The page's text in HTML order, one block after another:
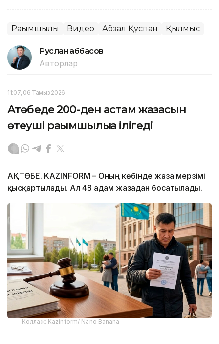
Рақымшылық Видео Абзал Құспан Қылмыс
Руслан Ғаббасов
Авторлар
11:07, 06 Тамыз 2026
Ақтөбеде 200-ден астам жазасын
өтеуші рақымшылыққа ілігеді
АҚТӨБЕ. KAZINFORM – Оның көбінде жаза мерзімі
қысқартылады. Ал 48 адам жазадан босатылады.
Коллаж: Kazinform/ Nano Banana